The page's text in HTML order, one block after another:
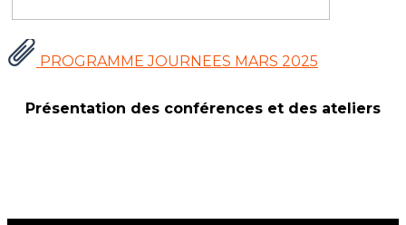
PROGRAMME JOURNEES MARS 2025
Présentation des conférences et des ateliers